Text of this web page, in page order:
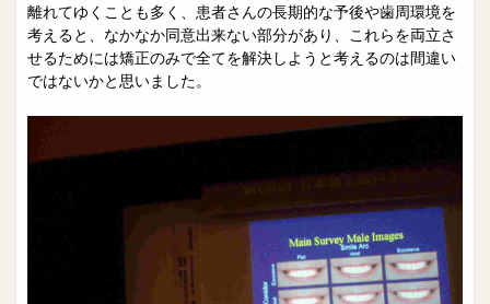
離れてゆくことも多く、患者さんの長期的な予後や歯周環境を
考えると、なかなか同意出来ない部分があり、これらを両立さ
せるためには矯正のみで全てを解決しようと考えるのは間違い
ではないかと思いました。